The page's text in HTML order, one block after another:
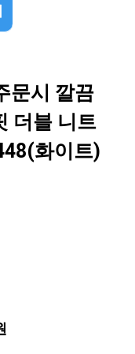
문시 깔끔
더블 니트
화이트)